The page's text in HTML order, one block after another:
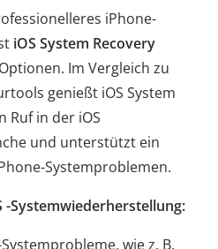
iPhone-
iOS System Recovery
Im Vergleich zu
genießt iOS System
Ruf in der iOS
und unterstützt ein
Systemproblemen.
-Systemwiederherstellung:
wie z. B.